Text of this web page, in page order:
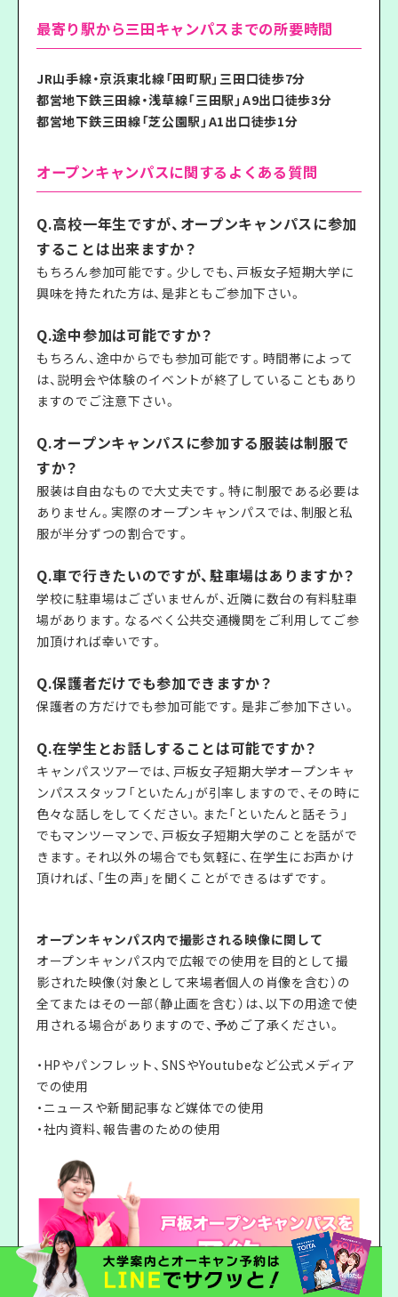
最寄り駅から三田キャンパスまでの所要時間
JR山手線・京浜東北線「田町駅」三田口徒歩7分
都営地下鉄三田線・浅草線「三田駅」A9出口徒歩3分
都営地下鉄三田線「芝公園駅」A1出口徒歩1分
オープンキャンパスに関するよくある質問
Q.高校一年生ですが、オープンキャンパスに参加
することは出来ますか？
もちろん参加可能です。少しでも、戸板女子短期大学に
興味を持たれた方は、是非ともご参加下さい。
Q.途中参加は可能ですか？
もちろん、途中からでも参加可能です。時間帯によって
は、説明会や体験のイベントが終了していることもあり
ますのでご注意下さい。
Q.オープンキャンパスに参加する服装は制服で
すか？
服装は自由なもので大丈夫です。特に制服である必要は
ありません。実際のオープンキャンパスでは、制服と私
服が半分ずつの割合です。
Q.車で行きたいのですが、駐車場はありますか？
学校に駐車場はございませんが、近隣に数台の有料駐車
場があります。なるべく公共交通機関をご利用してご参
加頂ければ幸いです。
Q.保護者だけでも参加できますか？
保護者の方だけでも参加可能です。是非ご参加下さい。
Q.在学生とお話しすることは可能ですか？
キャンパスツアーでは、戸板女子短期大学オープンキャ
ンパススタッフ「といたん」が引率しますので、その時に
色々な話しをしてください。また「といたんと話そう」
でもマンツーマンで、戸板女子短期大学のことを話がで
きます。それ以外の場合でも気軽に、在学生にお声かけ
頂ければ、「生の声」を聞くことができるはずです。
オープンキャンパス内で撮影される映像に関して
オープンキャンパス内で広報での使用を目的として撮
影された映像（対象として来場者個人の肖像を含む）の
全てまたはその一部（静止画を含む）は、以下の用途で使
用される場合がありますので、予めご了承ください。
・HPやパンフレット、SNSやYoutubeなど公式メディア
での使用
・ニュースや新聞記事など媒体での使用
・社内資料、報告書のための使用